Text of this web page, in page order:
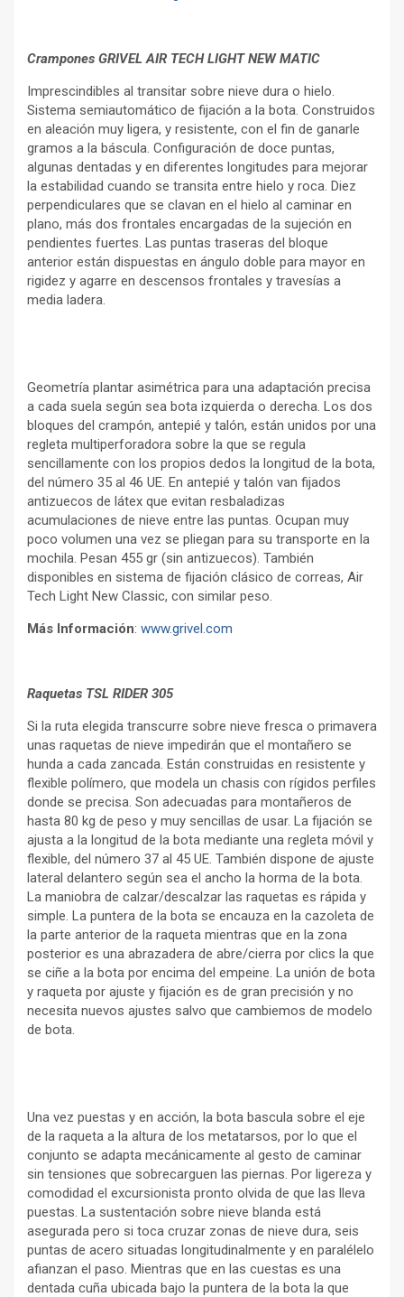
Crampones GRIVEL AIR TECH LIGHT NEW MATIC
Imprescindibles al transitar sobre nieve dura o hielo.
Sistema semiautomático de fijación a la bota. Construidos
en aleación muy ligera, y resistente, con el fin de ganarle
gramos a la báscula. Configuración de doce puntas,
algunas dentadas y en diferentes longitudes para mejorar
la estabilidad cuando se transita entre hielo y roca. Diez
perpendiculares que se clavan en el hielo al caminar en
plano, más dos frontales encargadas de la sujeción en
pendientes fuertes. Las puntas traseras del bloque
anterior están dispuestas en ángulo doble para mayor en
rigidez y agarre en descensos frontales y travesías a
media ladera.
Geometría plantar asimétrica para una adaptación precisa
a cada suela según sea bota izquierda o derecha. Los dos
bloques del crampón, antepié y talón, están unidos por una
regleta multiperforadora sobre la que se regula
sencillamente con los propios dedos la longitud de la bota,
del número 35 al 46 UE. En antepié y talón van fijados
antizuecos de látex que evitan resbaladizas
acumulaciones de nieve entre las puntas. Ocupan muy
poco volumen una vez se pliegan para su transporte en la
mochila. Pesan 455 gr (sin antizuecos). También
disponibles en sistema de fijación clásico de correas, Air
Tech Light New Classic, con similar peso.
Más Información: www.grivel.com
Raquetas TSL RIDER 305
Si la ruta elegida transcurre sobre nieve fresca o primavera
unas raquetas de nieve impedirán que el montañero se
hunda a cada zancada. Están construidas en resistente y
flexible polímero, que modela un chasis con rígidos perfiles
donde se precisa. Son adecuadas para montañeros de
hasta 80 kg de peso y muy sencillas de usar. La fijación se
ajusta a la longitud de la bota mediante una regleta móvil y
flexible, del número 37 al 45 UE. También dispone de ajuste
lateral delantero según sea el ancho la horma de la bota.
La maniobra de calzar/descalzar las raquetas es rápida y
simple. La puntera de la bota se encauza en la cazoleta de
la parte anterior de la raqueta mientras que en la zona
posterior es una abrazadera de abre/cierra por clics la que
se ciñe a la bota por encima del empeine. La unión de bota
y raqueta por ajuste y fijación es de gran precisión y no
necesita nuevos ajustes salvo que cambiemos de modelo
de bota.
Una vez puestas y en acción, la bota bascula sobre el eje
de la raqueta a la altura de los metatarsos, por lo que el
conjunto se adapta mecánicamente al gesto de caminar
sin tensiones que sobrecarguen las piernas. Por ligereza y
comodidad el excursionista pronto olvida de que las lleva
puestas. La sustentación sobre nieve blanda está
asegurada pero si toca cruzar zonas de nieve dura, seis
puntas de acero situadas longitudinalmente y en paralélelo
afianzan el paso. Mientras que en las cuestas es una
dentada cuña ubicada bajo la puntera de la bota la que